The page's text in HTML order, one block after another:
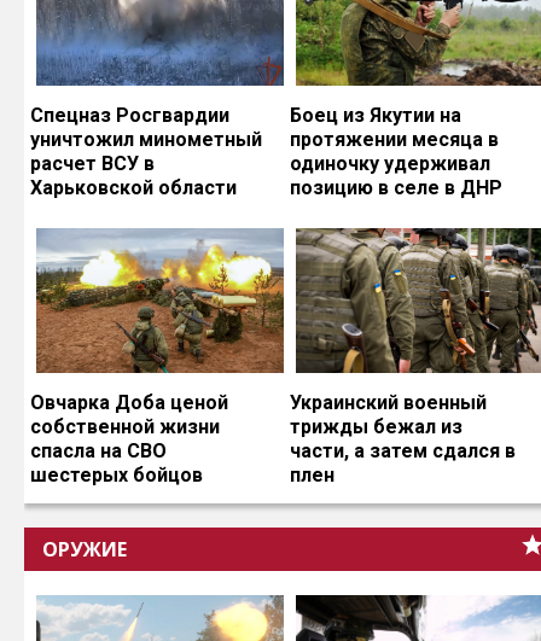
Спецназ Росгвардии
уничтожил минометный
расчет ВСУ в
Харьковской области
Боец из Якутии на
протяжении месяца в
одиночку удерживал
позицию в селе в ДНР
Овчарка Доба ценой
собственной жизни
спасла на СВО
шестерых бойцов
Украинский военный
трижды бежал из
части, а затем сдался в
плен
ОРУЖИЕ